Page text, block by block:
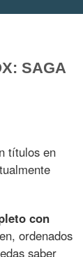
SAGA
títulos en
con
ordenados
saber